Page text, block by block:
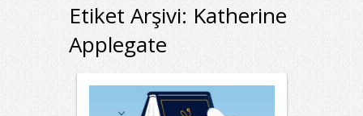
Etiket Arşivi:Katherine
Applegate